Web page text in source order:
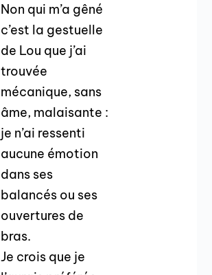
Non qui m’a gêné
c’est la gestuelle
de Lou que j’ai
trouvée
mécanique, sans
âme, malaisante :
je n’ai ressenti
aucune émotion
dans ses
balancés ou ses
ouvertures de
bras.
Je crois que je